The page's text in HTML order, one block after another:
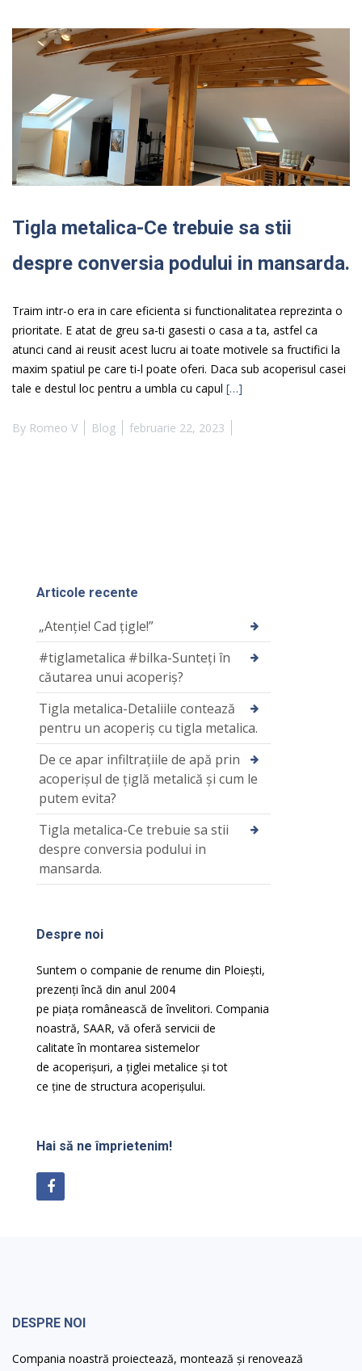
Tigla metalica-Ce trebuie sa stii
despre conversia podului in mansarda.
Traim intr-o era in care eficienta si functionalitatea reprezinta o
prioritate. E atat de greu sa-ti gasesti o casa a ta, astfel ca
atunci cand ai reusit acest lucru ai toate motivele sa fructifici la
maxim spatiul pe care ti-l poate oferi. Daca sub acoperisul casei
tale e destul loc pentru a umbla cu capul […]
By Romeo V Blog februarie 22, 2023
Articole recente
„Atenție! Cad țigle!”
#tiglametalica #bilka-Sunteți în
căutarea unui acoperiș?
Tigla metalica-Detaliile contează
pentru un acoperiş cu tigla metalica.
De ce apar infiltrațiile de apă prin
acoperișul de țiglă metalică și cum le
putem evita?
Tigla metalica-Ce trebuie sa stii
despre conversia podului in
mansarda.
Despre noi
Suntem o companie de renume din Ploiești,
prezenți încă din anul 2004
pe piața românească deînvelitori. Compania
noastră, SAAR, vă oferă servicii de
calitateîn montarea sistemelor
de acoperișuri, a țiglei metalice și tot
ce ține de structura acoperișului.
Hai să ne împrietenim!
DESPRE NOI
Compania noastră proiectează, montează și renovează